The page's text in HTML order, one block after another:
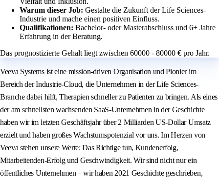
Warum dieser Job: Gestalte die Zukunft der Life Sciences-
Industrie und mache einen positiven Einfluss.
Qualifikationen: Bachelor- oder Masterabschluss und 6+ Jahre
Erfahrung in der Beratung.
Das prognostizierte Gehalt liegt zwischen 60000 - 80000 € pro Jahr.
Veeva Systems ist eine mission-driven Organisation und Pionier im
Bereich der Industrie-Cloud, die Unternehmen in der Life Sciences-
Branche dabei hilft, Therapien schneller zu Patienten zu bringen. Als eines
der am schnellsten wachsenden SaaS-Unternehmen in der Geschichte
haben wir im letzten Geschäftsjahr über 2 Milliarden US-Dollar Umsatz
erzielt und haben großes Wachstumspotenzial vor uns. Im Herzen von
Veeva stehen unsere Werte: Das Richtige tun, Kundenerfolg,
Mitarbeitenden-Erfolg und Geschwindigkeit. Wir sind nicht nur ein
öffentliches Unternehmen – wir haben 2021 Geschichte geschrieben,